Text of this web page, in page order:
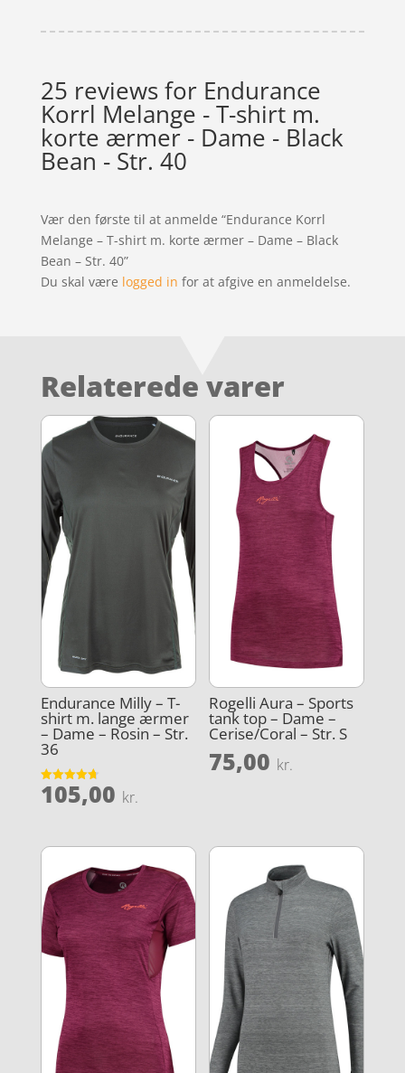
25 reviews for Endurance
Korrl Melange - T-shirt m.
korte ærmer - Dame - Black
Bean - Str. 40
Vær den første til at anmelde “Endurance Korrl
Melange – T-shirt m. korte ærmer – Dame – Black
Bean – Str. 40”
Du skal være logged in for at afgive en anmeldelse.
Relaterede varer
Endurance Milly – T-
shirt m. lange ærmer
– Dame – Rosin – Str.
36
Vurderet
4.7
105,00 kr.
Rogelli Aura – Sports
tank top – Dame –
Cerise/Coral – Str. S
75,00 kr.